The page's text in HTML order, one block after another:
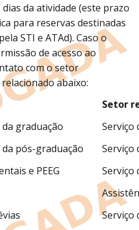
da atividade (este prazo
para reservas destinadas
STI e ATAd). Caso o
de acesso ao
com o setor
abaixo:
Setor
graduação
Serviço
pós-graduação
Serviço
e PEEG
Serviço
Serviço